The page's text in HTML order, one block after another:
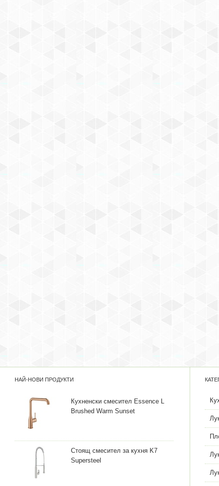
НАЙ-НОВИ ПРОДУКТИ
Кухненски смесител Essence L
Brushed Warm Sunset
Стоящ смесител за кухня K7
Supersteel